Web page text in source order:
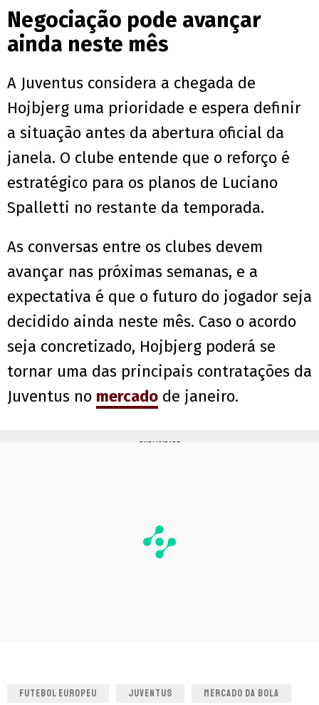
Negociação pode avançar
ainda neste mês
A Juventus considera a chegada de
Hojbjerg uma prioridade e espera definir
a situação antes da abertura oficial da
janela. O clube entende que o reforço é
estratégico para os planos de Luciano
Spalletti no restante da temporada.
As conversas entre os clubes devem
avançar nas próximas semanas, e a
expectativa é que o futuro do jogador seja
decidido ainda neste mês. Caso o acordo
seja concretizado, Hojbjerg poderá se
tornar uma das principais contratações da
Juventus no mercado de janeiro.
PUBLICIDADE
FUTEBOL EUROPEU JUVENTUS MERCADO DA BOLA